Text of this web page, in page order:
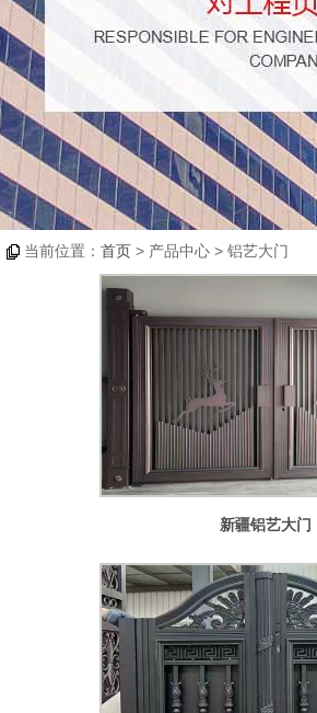
当前位置： 首页 > 产品中心 > 铝艺大门
新疆铝艺大门